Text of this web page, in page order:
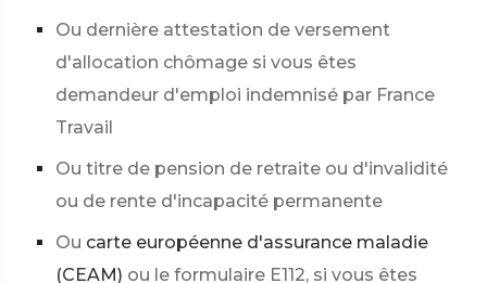
Ou dernière attestation de versement
d'allocation chômage si vous êtes
demandeur d'emploi indemnisé par France
Travail
Ou titre de pension de retraite ou d'invalidité
ou de rente d'incapacité permanente
Ou carte européenne d'assurance maladie
(CEAM) ou le formulaire E112, si vous êtes